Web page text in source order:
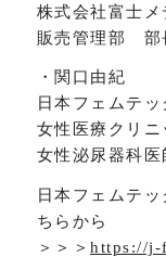
株式会社富士メ
販売管理部 部
・関口由紀
日本フェムテ
女性医療クリ
女性泌尿器科医
日本フェムテ
ちらから
＞＞＞https://j-